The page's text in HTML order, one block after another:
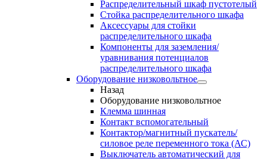
Распределительный шкаф пустотелый
Стойка распределительного шкафа
Аксессуары для стойки
распределительного шкафа
Компоненты для заземления/
уравнивания потенциалов
распределительного шкафа
Оборудование низковольтное
Назад
Оборудование низковольтное
Клемма шинная
Контакт вспомогательный
Контактор/магнитный пускатель/
силовое реле переменного тока (АС)
Выключатель автоматический для